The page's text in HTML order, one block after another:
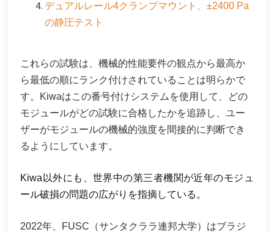
デュアルレール4クランプマウント、±2400 Pa
の静圧テスト
これらの試験は、機械的性能要件の観点から最高か
ら最低の順にランク付けされていることは明らかで
す。Kiwaはこの番号付けシステムを使用して、どの
モジュールがどの試験に合格したかを追跡し、ユー
ザーがモジュールの機械的強度を間接的に判断でき
るようにしています。
Kiwa以外にも、世界中の第三者機関が近年のモジュ
ール破損の問題の広がりを指摘している。
2022年、FUSC（サンタクララ連邦大学）はブラジ